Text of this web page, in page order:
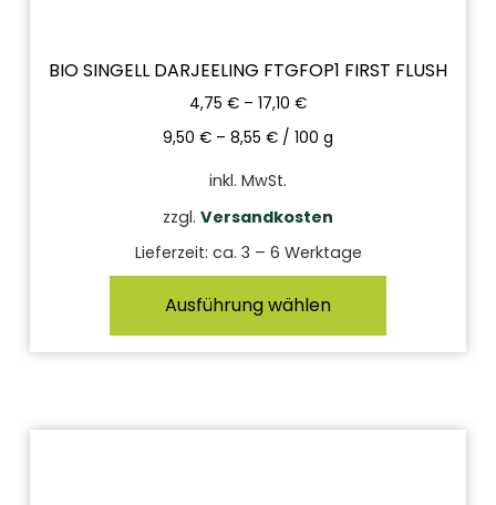
BIO SINGELL DARJEELING FTGFOP1 FIRST FLUSH
4,75 € – 17,10 €
9,50 € – 8,55 € / 100 g
inkl. MwSt.
zzgl. Versandkosten
Lieferzeit: ca. 3 – 6 Werktage
Ausführung wählen